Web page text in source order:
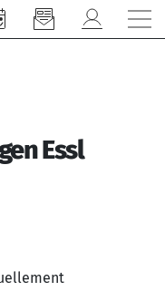
Essl